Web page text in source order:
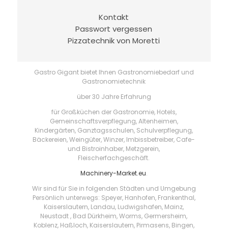
Kontakt
Passwort vergessen
Pizzatechnik von Moretti
Gastro Gigant bietet Ihnen Gastronomiebedarf und
Gastronomietechnik
über 30 Jahre Erfahrung
für Großküchen der Gastronomie, Hotels,
Gemeinschaftsverpflegung, Altenheimen,
Kindergärten, Ganztagsschulen, Schulverpflegung,
Bäckereien, Weingüter, Winzer, Imbissbetreiber, Cafe-
und Bistroinhaber, Metzgerein,
Fleischerfachgeschäft.
Machinery-Market.eu.
Wir sind für Sie in folgenden Städten und Umgebung
Persönlich unterwegs: Speyer, Hanhofen, Frankenthal,
Kaiserslautern, Landau, Ludwigshafen, Mainz,
Neustadt , Bad Dürkheim, Worms, Germersheim,
Koblenz, Haßloch, Kaiserslautern, Pirmasens, Bingen,